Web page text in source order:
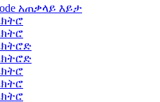
አጠቃላይ እይታ